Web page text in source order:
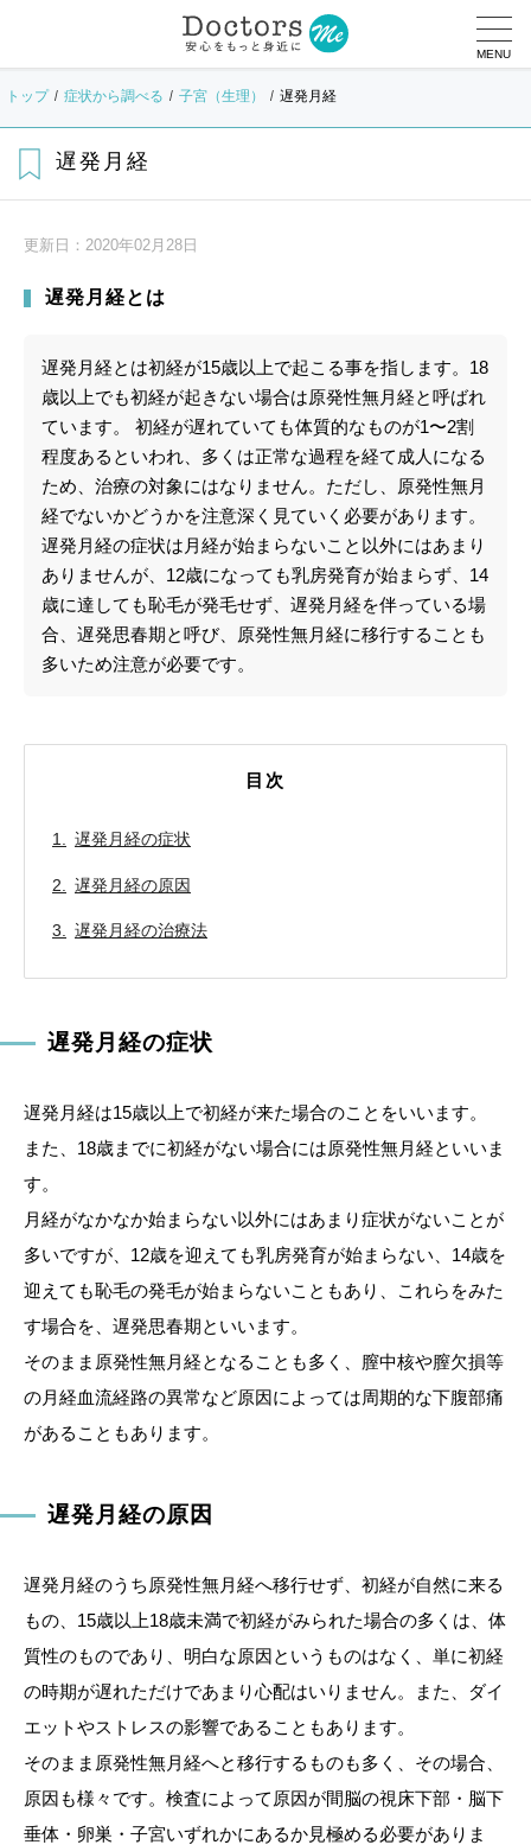
MENU
トップ 症状から調べる 子宮（生理） 遅発月経
遅発月経
更新日： 2020年02月28日
遅発月経とは
遅発月経とは初経が15歳以上で起こる事を指します。18
歳以上でも初経が起きない場合は原発性無月経と呼ばれ
ています。 初経が遅れていても体質的なものが1〜2割
程度あるといわれ、多くは正常な過程を経て成人になる
ため、治療の対象にはなりません。ただし、原発性無月
経でないかどうかを注意深く見ていく必要があります。
遅発月経の症状は月経が始まらないこと以外にはあまり
ありませんが、12歳になっても乳房発育が始まらず、14
歳に達しても恥毛が発毛せず、遅発月経を伴っている場
合、遅発思春期と呼び、原発性無月経に移行することも
多いため注意が必要です。
目次
遅発月経の症状
遅発月経の原因
遅発月経の治療法
遅発月経の症状
遅発月経は15歳以上で初経が来た場合のことをいいます。
また、18歳までに初経がない場合には原発性無月経といいま
す。
月経がなかなか始まらない以外にはあまり症状がないことが
多いですが、12歳を迎えても乳房発育が始まらない、14歳を
迎えても恥毛の発毛が始まらないこともあり、これらをみた
す場合を、遅発思春期といいます。
そのまま原発性無月経となることも多く、膣中核や膣欠損等
の月経血流経路の異常など原因によっては周期的な下腹部痛
があることもあります。
遅発月経の原因
遅発月経のうち原発性無月経へ移行せず、初経が自然に来る
もの、15歳以上18歳未満で初経がみられた場合の多くは、体
質性のものであり、明白な原因というものはなく、単に初経
の時期が遅れただけであまり心配はいりません。また、ダイ
エットやストレスの影響であることもあります。
そのまま原発性無月経へと移行するものも多く、その場合、
原因も様々です。検査によって原因が間脳の視床下部・脳下
垂体・卵巣・子宮いずれかにあるか見極める必要がありま